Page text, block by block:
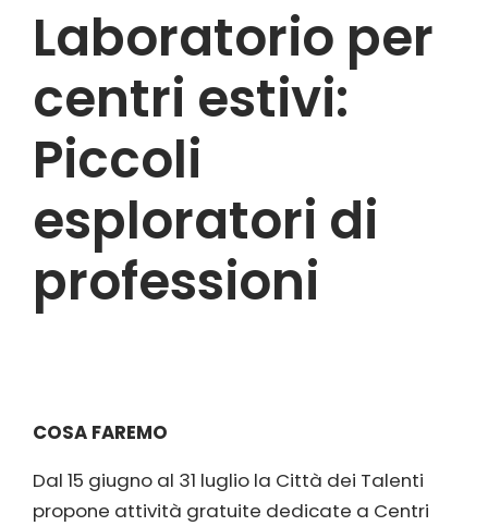
Laboratorio per
centri estivi:
Piccoli
esploratori di
professioni
COSA FAREMO
Dal 15 giugno al 31 luglio la Città dei Talenti
propone attività gratuite dedicate a Centri